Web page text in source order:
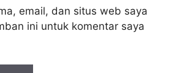
email, dan situs web saya
ini untuk komentar saya